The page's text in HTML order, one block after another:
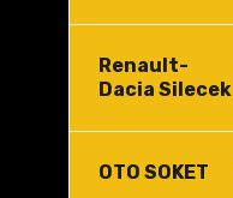
Renault-
Dacia Silecek
OTO SOKET